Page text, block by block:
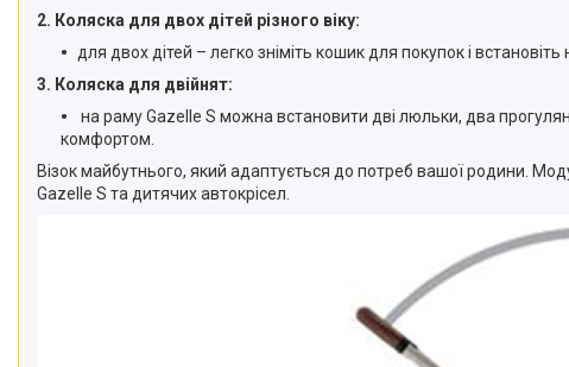
2. Коляска для двох дітей різного віку:
для двох дітей – легко зніміть кошик для покупок і
3. Коляска для двійнят:
на раму Gazelle S можна встановити дві люльки, два
комфортом.
Візок майбутнього, який адаптується до потреб вашої родини.
Gazelle S та дитячих автокрісел.